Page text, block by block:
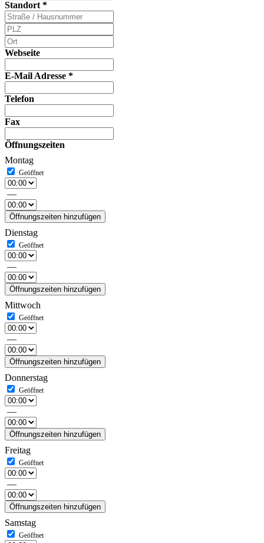
Standort *
Webseite
E-Mail Adresse *
Telefon
Fax
Öffnungszeiten
Montag
—
Öffnungszeiten hinzufügen
Dienstag
—
Öffnungszeiten hinzufügen
Mittwoch
—
Öffnungszeiten hinzufügen
Donnerstag
—
Öffnungszeiten hinzufügen
Freitag
—
Öffnungszeiten hinzufügen
Samstag